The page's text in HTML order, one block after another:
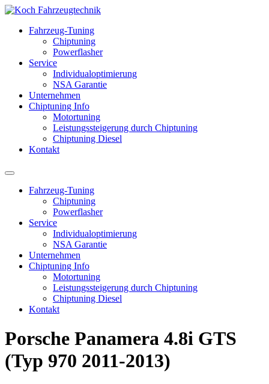
Fahrzeug-Tuning
Chiptuning
Powerflasher
Service
Individualoptimierung
NSA Garantie
Unternehmen
Chiptuning Info
Motortuning
Leistungssteigerung durch Chiptuning
Chiptuning Diesel
Kontakt
Fahrzeug-Tuning
Chiptuning
Powerflasher
Service
Individualoptimierung
NSA Garantie
Unternehmen
Chiptuning Info
Motortuning
Leistungssteigerung durch Chiptuning
Chiptuning Diesel
Kontakt
Porsche Panamera 4.8i GTS
(Typ 970 2011-2013)